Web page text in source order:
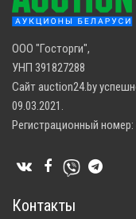
ООО "Госторги",
УНП 391827288
Сайт auction24.by
09.03.2021.
Регистрационный номер:
Контакты